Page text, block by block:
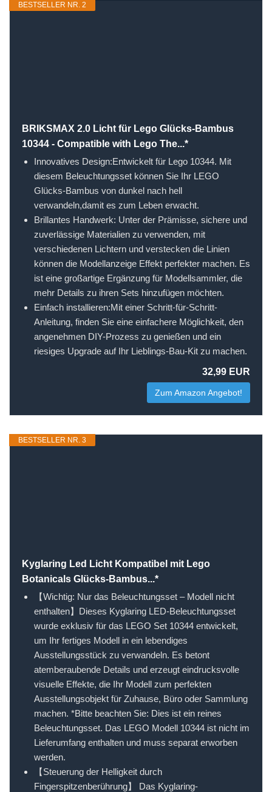
BESTSELLER NR. 2
BRIKSMAX 2.0 Licht für Lego Glücks-Bambus
10344 - Compatible with Lego The...*
Innovatives Design:Entwickelt für Lego 10344. Mit
diesem Beleuchtungsset können Sie Ihr LEGO
Glücks-Bambus von dunkel nach hell
verwandeln,damit es zum Leben erwacht.
Brillantes Handwerk: Unter der Prämisse, sichere und
zuverlässige Materialien zu verwenden, mit
verschiedenen Lichtern und verstecken die Linien
können die Modellanzeige Effekt perfekter machen. Es
ist eine großartige Ergänzung für Modellsammler, die
mehr Details zu ihren Sets hinzufügen möchten.
Einfach installieren:Mit einer Schritt-für-Schritt-
Anleitung, finden Sie eine einfachere Möglichkeit, den
angenehmen DIY-Prozess zu genießen und ein
riesiges Upgrade auf Ihr Lieblings-Bau-Kit zu machen.
32,99 EUR
Zum Amazon Angebot!
BESTSELLER NR. 3
Kyglaring Led Licht Kompatibel mit Lego
Botanicals Glücks-Bambus...*
【Wichtig: Nur das Beleuchtungsset – Modell nicht
enthalten】Dieses Kyglaring LED-Beleuchtungsset
wurde exklusiv für das LEGO Set 10344 entwickelt,
um Ihr fertiges Modell in ein lebendiges
Ausstellungsstück zu verwandeln. Es betont
atemberaubende Details und erzeugt eindrucksvolle
visuelle Effekte, die Ihr Modell zum perfekten
Ausstellungsobjekt für Zuhause, Büro oder Sammlung
machen. *Bitte beachten Sie: Dies ist ein reines
Beleuchtungsset. Das LEGO Modell 10344 ist nicht im
Lieferumfang enthalten und muss separat erworben
werden.
【Steuerung der Helligkeit durch
Fingerspitzenberührung】 Das Kyglaring-